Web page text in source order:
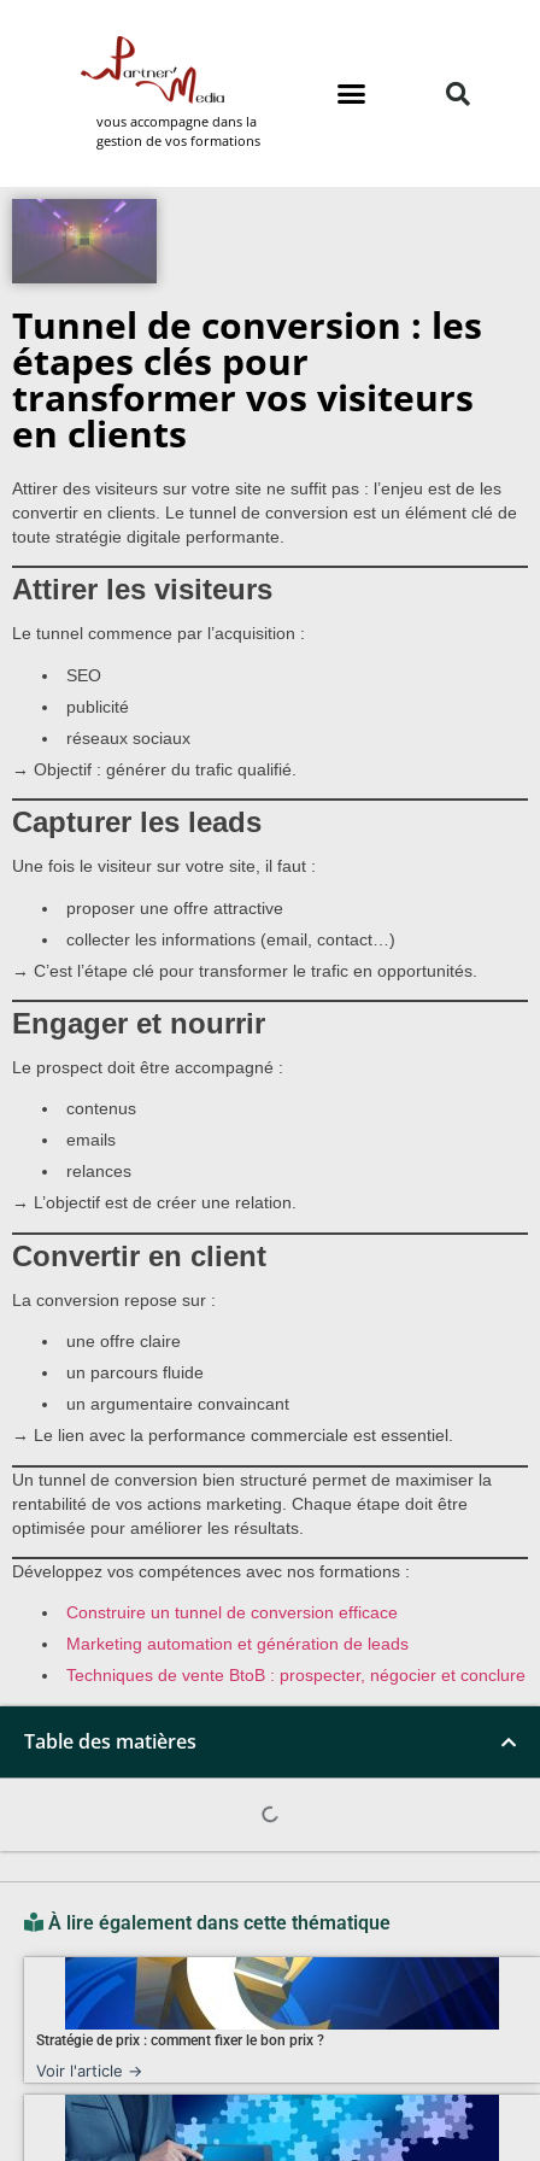
vous accompagne dans la
gestion de vos formations
Tunnel de conversion : les
étapes clés pour
transformer vos visiteurs
en clients
Attirer des visiteurs sur votre site ne suffit pas : l’enjeu est de les
convertir en clients. Le tunnel de conversion est un élément clé de
toute stratégie digitale performante.
Attirer les visiteurs
Le tunnel commence par l’acquisition :
SEO
publicité
réseaux sociaux
→ Objectif : générer du trafic qualifié.
Capturer les leads
Une fois le visiteur sur votre site, il faut :
proposer une offre attractive
collecter les informations (email, contact…)
→ C’est l’étape clé pour transformer le trafic en opportunités.
Engager et nourrir
Le prospect doit être accompagné :
contenus
emails
relances
→ L’objectif est de créer une relation.
Convertir en client
La conversion repose sur :
une offre claire
un parcours fluide
un argumentaire convaincant
→ Le lien avec la performance commerciale est essentiel.
Un tunnel de conversion bien structuré permet de maximiser la
rentabilité de vos actions marketing. Chaque étape doit être
optimisée pour améliorer les résultats.
Développez vos compétences avec nos formations :
Construire un tunnel de conversion efficace
Marketing automation et génération de leads
Techniques de vente BtoB : prospecter, négocier et conclure
Table des matières
À lire également dans cette thématique
Stratégie de prix : comment fixer le bon prix ?
Voir l'article →